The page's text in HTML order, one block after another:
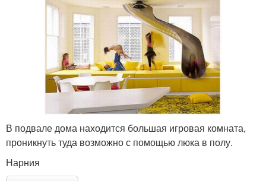
В подвале дома находится большая игровая комната,
проникнуть туда возможно с помощью люка в полу.
Нарния